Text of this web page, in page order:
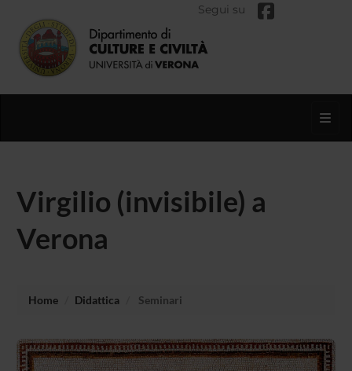
Segui su
Virgilio (invisibile) a
Verona
Home Didattica Seminari